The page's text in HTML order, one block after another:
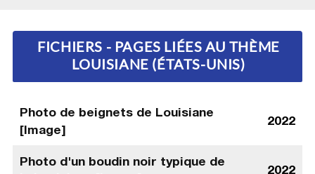
FICHIERS - PAGES LIÉES AU THÈME
LOUISIANE (ÉTATS-UNIS)
Photo de beignets de Louisiane
[Image]
2022
Photo d'un boudin noir typique de
2022